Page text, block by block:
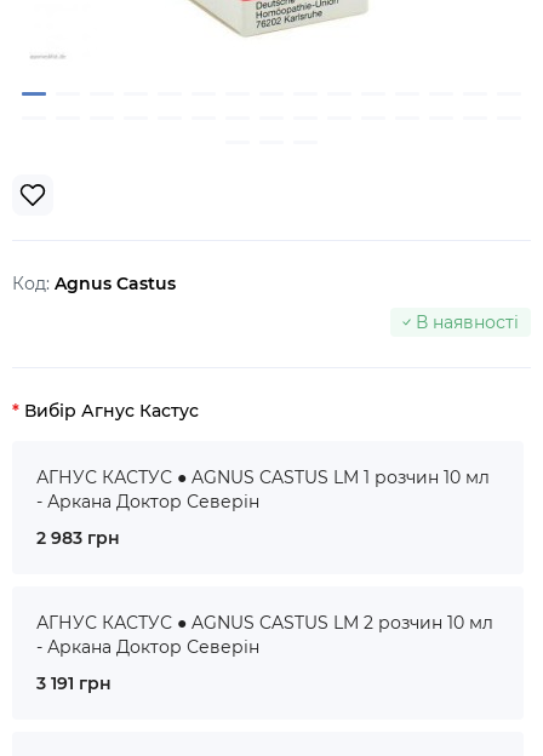
Код: Agnus Castus
В наявності
Вибір Агнус Кастус
АГНУС КАСТУС ● AGNUS CASTUS LM 1 розчин 10 мл
- Аркана Доктор Северін
2 983 грн
АГНУС КАСТУС ● AGNUS CASTUS LM 2 розчин 10 мл
- Аркана Доктор Северін
3 191 грн